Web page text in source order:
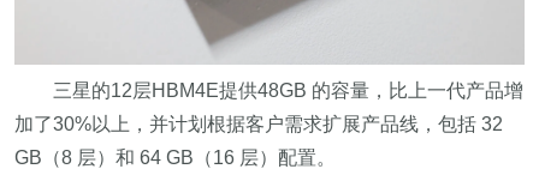
三星的12层HBM4E提供48GB 的容量，比上一代产品增
加了30%以上，并计划根据客户需求扩展产品线，包括 32
GB（8 层）和 64 GB（16 层）配置。